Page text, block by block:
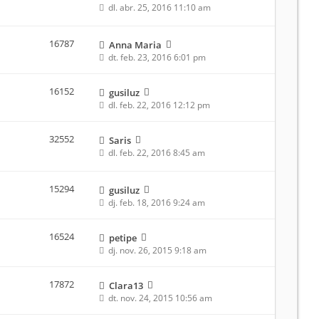
dl. abr. 25, 2016 11:10 am
16787 Anna Maria
dt. feb. 23, 2016 6:01 pm
16152 gusiluz
dl. feb. 22, 2016 12:12 pm
32552 Saris
dl. feb. 22, 2016 8:45 am
15294 gusiluz
dj. feb. 18, 2016 9:24 am
16524 petipe
dj. nov. 26, 2015 9:18 am
17872 Clara13
dt. nov. 24, 2015 10:56 am